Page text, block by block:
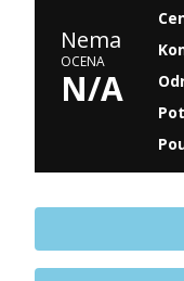
Nema
OCENA
N/A